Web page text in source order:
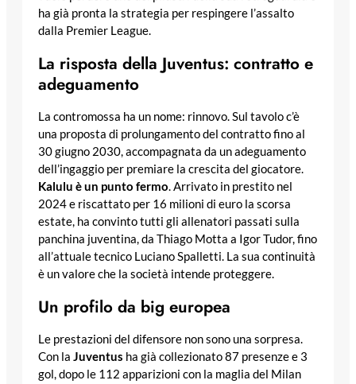
ha già pronta la strategia per respingere l’assalto
dalla Premier League.
La risposta della Juventus: contratto e
adeguamento
La contromossa ha un nome: rinnovo. Sul tavolo c’è
una proposta di prolungamento del contratto fino al
30 giugno 2030, accompagnata da un adeguamento
dell’ingaggio per premiare la crescita del giocatore.
Kalulu è un punto fermo. Arrivato in prestito nel
2024 e riscattato per 16 milioni di euro la scorsa
estate, ha convinto tutti gli allenatori passati sulla
panchina juventina, da Thiago Motta a Igor Tudor, fino
all’attuale tecnico Luciano Spalletti. La sua continuità
è un valore che la società intende proteggere.
Un profilo da big europea
Le prestazioni del difensore non sono una sorpresa.
Con la Juventus ha già collezionato 87 presenze e 3
gol, dopo le 112 apparizioni con la maglia del Milan